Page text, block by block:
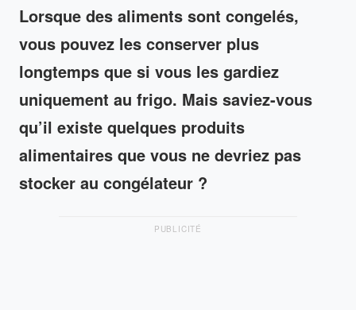
Lorsque des aliments sont congelés,
vous pouvez les conserver plus
longtemps que si vous les gardiez
uniquement au frigo. Mais saviez-vous
qu’il existe quelques produits
alimentaires que vous ne devriez pas
stocker au congélateur ?
PUBLICITÉ